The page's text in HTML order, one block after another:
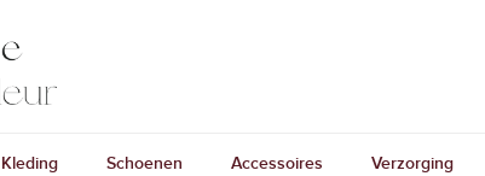
Kleding Schoenen Accessoires Verzorging